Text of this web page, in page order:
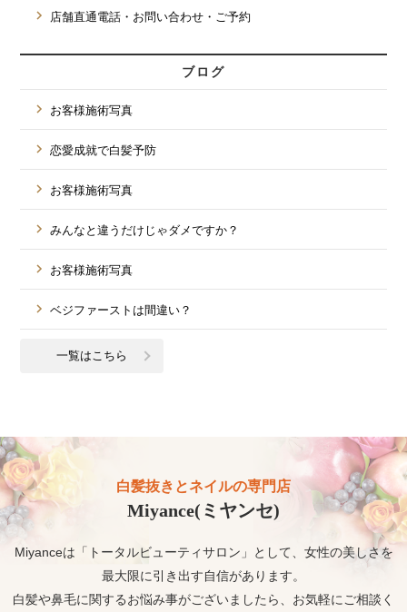
店舗直通電話・お問い合わせ・ご予約
ブログ
お客様施術写真
恋愛成就で白髪予防
お客様施術写真
みんなと違うだけじゃダメですか？
お客様施術写真
ベジファーストは間違い？
一覧はこちら
白髪抜きとネイルの専門店
Miyance(ミヤンセ)
Miyanceは「トータルビューティサロン」として、女性の美しさを
最大限に引き出す自信があります。
白髪や鼻毛に関するお悩み事がございましたら、お気軽にご相談く